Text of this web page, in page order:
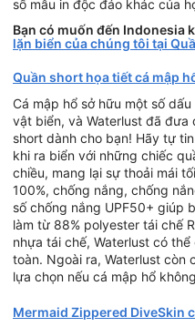
số mẫu in độc đáo khác của
Bạn có muốn đến Indonesia
lặn biển của chúng tôi tại
Quần short họa tiết cá mập
Cá mập hổ sở hữu một số
vật biển, và Waterlust đã đưa
short dành cho bạn! Hãy tự
khi ra biển với những chiếc
chiều, mang lại sự thoải mái
100%, chống nắng, chống
số chống nắng UPF50+ giúp
làm từ 88% polyester tái chế
nhựa tái chế, Waterlust có
toàn. Ngoài ra, Waterlust còn
lựa chọn nếu cá mập hổ
Mermaid Zippered DiveSkin